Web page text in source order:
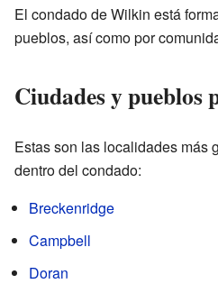
El condado de Wilkin está
pueblos, así como por
Ciudades y pueblos
Estas son las localidades más
dentro del condado:
Breckenridge
Campbell
Doran